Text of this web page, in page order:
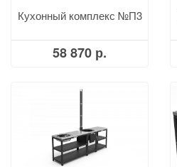
Кухонный комплекс №П3
58 870 р.